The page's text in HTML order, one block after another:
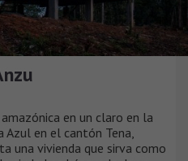
en un claro en la
en el cantón Tena,
una vivienda que sirva como